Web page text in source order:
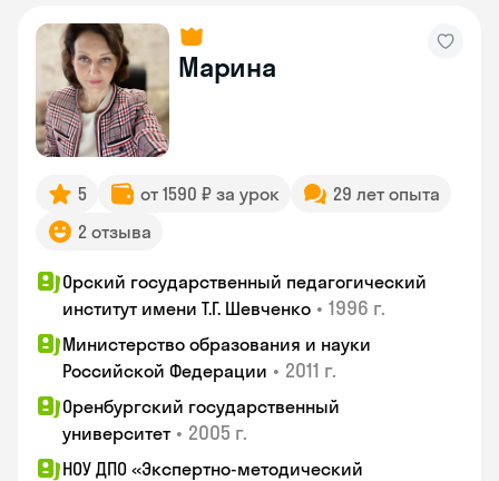
Марина
5 от 1590 ₽ за урок
29 лет опыта
2 отзыва
Орский государственный педагогический
институт имени Т.Г. Шевченко • 1996 г.
Министерство образования и науки
Российской Федерации • 2011 г.
Оренбургский государственный
университет • 2005 г.
НОУ ДПО «Экспертно-методический